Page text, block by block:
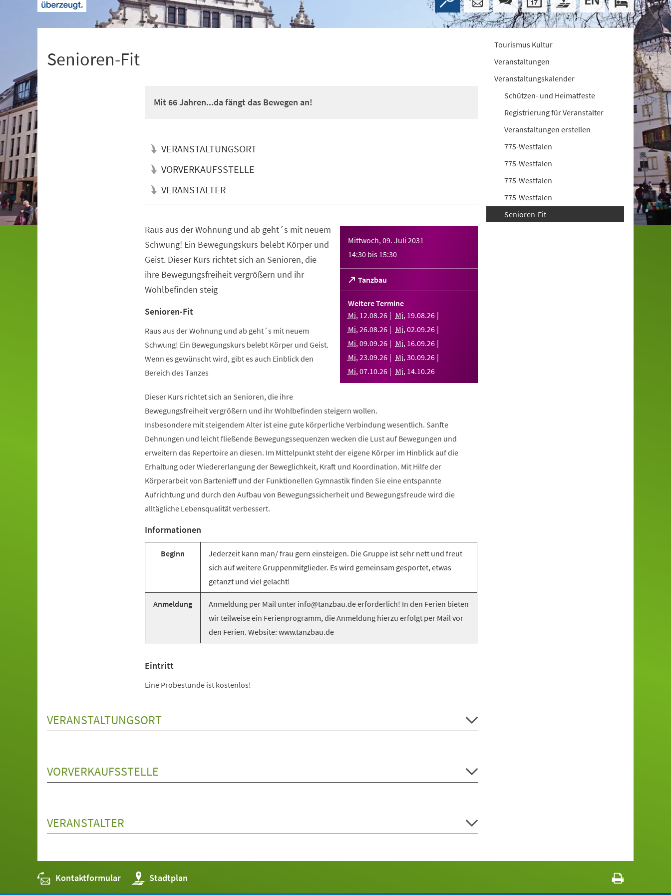
Senioren-Fit
Mit 66 Jahren...da fängt das Bewegen an!
VERANSTALTUNGSORT
VORVERKAUFSSTELLE
VERANSTALTER
Mittwoch, 09. Juli 2031
14:30 bis 15:30
Tanzbau
(Öffnet
in
einem
neuen
Tab)
Weitere Termine
Mi, 12.08.26 Mi, 19.08.26
Mi,26.08.26 Mi,02.09.26
Mi,09.09.26 Mi, 16.09.26
Mi,23.09.26 Mi,30.09.26
Mi,07.10.26 Mi, 14.10.26
Raus aus der Wohnung und ab geht´s mit neuem
Schwung! Ein Bewegungskurs belebt Körper und
Geist. Dieser Kurs richtet sich an Senioren, die
ihre Bewegungsfreiheit vergrößern und ihr
Wohlbefinden steig
Senioren-Fit
Raus aus der Wohnung und ab geht´s mit neuem
Schwung! Ein Bewegungskurs belebt Körper und Geist.
Wenn es gewünscht wird, gibt es auch Einblick den
Bereich des Tanzes
Dieser Kurs richtet sich an Senioren, die ihre
Bewegungsfreiheit vergrößern und ihr Wohlbefinden steigern wollen.
Insbesondere mit steigendem Alter ist eine gute körperliche Verbindung wesentlich. Sanfte
Dehnungen und leicht fließende Bewegungssequenzen wecken die Lust auf Bewegungen und
erweitern das Repertoire an diesen. Im Mittelpunkt steht der eigene Körper im Hinblick auf die
Erhaltung oder Wiedererlangung der Beweglichkeit, Kraft und Koordination. Mit Hilfe der
Körperarbeit von Bartenieff und der Funktionellen Gymnastik finden Sie eine entspannte
Aufrichtung und durch den Aufbau von Bewegungssicherheit und Bewegungsfreude wird die
alltägliche Lebensqualität verbessert.
Informationen
Beginn
Jederzeit kann man/ frau gern einsteigen. Die Gruppe ist sehr nett und freut
sich auf weitere Gruppenmitglieder. Es wird gemeinsam gesportet, etwas
getanzt und viel gelacht!
Anmeldung
Anmeldung per Mail unter info@tanzbau.de erforderlich! In den Ferien bieten
wir teilweise ein Ferienprogramm, die Anmeldung hierzu erfolgt per Mail vor
den Ferien. Website: www.tanzbau.de
Eintritt
Eine Probestunde ist kostenlos!
VERANSTALTUNGSORT
VORVERKAUFSSTELLE
VERANSTALTER
Tourismus Kultur
Veranstaltungen
Veranstaltungskalender
Schützen- und Heimatfeste
Registrierung für Veranstalter
Veranstaltungen erstellen
775-Westfalen
775-Westfalen
775-Westfalen
775-Westfalen
Senioren-Fit
Kontaktformular Stadtplan
(Öffnet
in